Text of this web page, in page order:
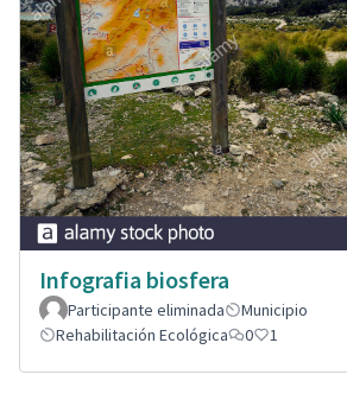
Infografia biosfera
Participante eliminada
Municipio
Rehabilitación Ecológica
0 1